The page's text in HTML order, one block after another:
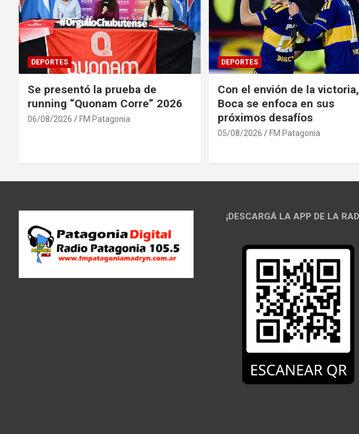
DEPORTES
Se presentó la prueba de
running “Quonam Corre” 2026
06/08/2026 FM Patagonia
DEPORTES
Con el envión de la victoria,
Boca se enfoca en sus
próximos desafíos
05/08/2026 FM Patagonia
¡DESCARGÁ LA APP DE LA